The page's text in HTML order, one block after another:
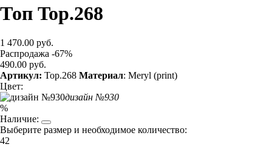
Топ Top.268
1 470.00 руб.
Распродажа -67%
490.00 руб.
Артикул: Top.268 Материал: Meryl (print)
Цвет:
дизайн №930
%
Наличие:
Выберите размер и необходимое количество:
42